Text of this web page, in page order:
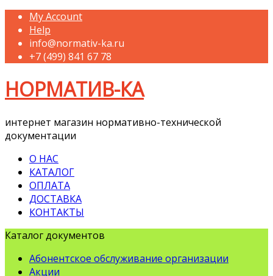
My Account
Help
info@normativ-ka.ru
+7 (499) 841 67 78
НОРМАТИВ-КА
интернет магазин нормативно-технической
документации
О НАС
КАТАЛОГ
ОПЛАТА
ДОСТАВКА
КОНТАКТЫ
Каталог документов
Абонентское обслуживание организации
Акции